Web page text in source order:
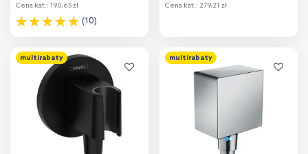
Cena kat.: 190,65 zł
(10)
Cena kat.: 279,21 zł
multirabaty multirabaty